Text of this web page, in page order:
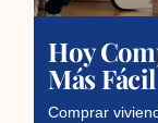
Hoy
Más Fácil
Comprar